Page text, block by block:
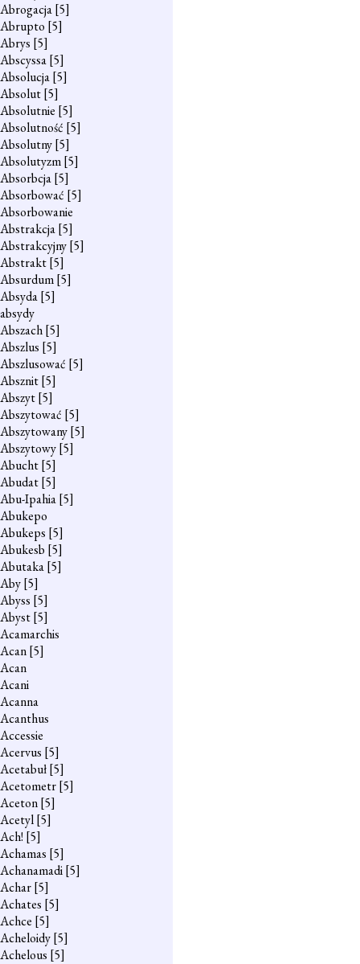
Abrogacja[5]
Abrupto [5]
Abrys [5]
Abscyssa[5]
Absolucja[5]
Absolut[5]
Absolutnie [5]
Absolutność [5]
Absolutny[5]
Absolutyzm[5]
Absorbcja[5]
Absorbować [5]
Absorbowanie
Abstrakcja[5]
Abstrakcyjny[5]
Abstrakt[5]
Absurdum[5]
Absyda[5]
absydy
Abszach[5]
Abszlus [5]
Abszlusować [5]
Absznit[5]
Abszyt[5]
Abszytować [5]
Abszytowany[5]
Abszytowy[5]
Abucht[5]
Abudat[5]
Abu-Ipahia[5]
Abukepo
Abukeps [5]
Abukesb [5]
Abutaka[5]
Aby[5]
Abyss [5]
Abyst[5]
Acamarchis
Acan[5]
Acan
Acani
Acanna
Acanthus
Accessie
Acervus [5]
Acetabuł[5]
Acetometr[5]
Aceton[5]
Acetyl[5]
Ach! [5]
Achamas [5]
Achanamadi[5]
Achar[5]
Achates [5]
Achce [5]
Acheloidy[5]
Achelous [5]